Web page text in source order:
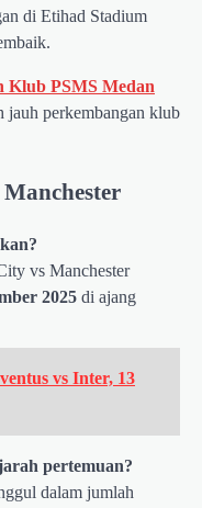
di Etihad Stadium
Klub PSMS Medan
jauh perkembangan klub
vs Manchester
2025 di ajang
vs Inter, 13
pertemuan?
dalam jumlah